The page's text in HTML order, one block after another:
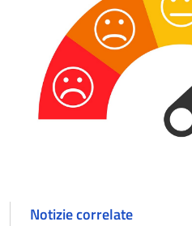
Notizie correlate